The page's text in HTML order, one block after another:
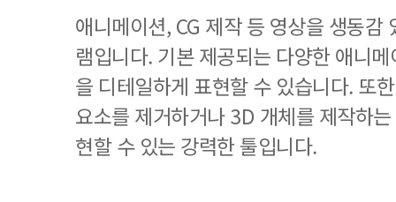
애니메이션, CG 제작 등 영상을 생동감
램입니다. 기본 제공되는 다양한 애니
을 디테일하게 표현할 수 있습니다. 또
요소를 제거하거나 3D 개체를 제작하
현할 수 있는 강력한 툴입니다.